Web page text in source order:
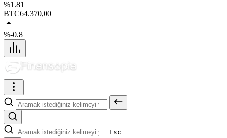
%1.81
BTC64.370,00
%-0.8
Esc